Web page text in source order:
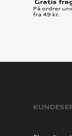
Gratis
På ordrer
fra 49 kr.